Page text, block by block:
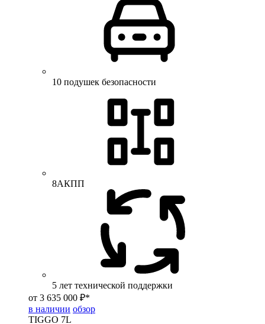
10 подушек безопасности
8АКПП
5 лет технической поддержки
от 3 635 000 ₽*
в наличии обзор
TIGGO 7L